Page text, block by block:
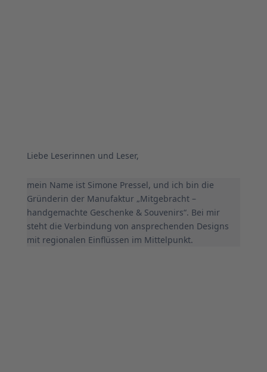
Liebe Leserinnen und Leser,
mein Name ist Simone Pressel, und ich bin die
Gründerin der Manufaktur „Mitgebracht –
handgemachte Geschenke & Souvenirs“. Bei mir
steht die Verbindung von ansprechenden Designs
mit regionalen Einflüssen im Mittelpunkt.